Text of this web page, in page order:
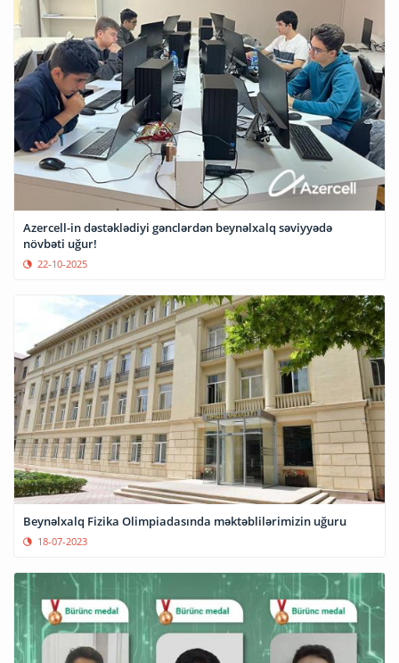
Azercell-in dəstəklədiyi gənclərdən beynəlxalq səviyyədə
növbəti uğur!
22-10-2025
Beynəlxalq Fizika Olimpiadasında məktəblilərimizin uğuru
18-07-2023